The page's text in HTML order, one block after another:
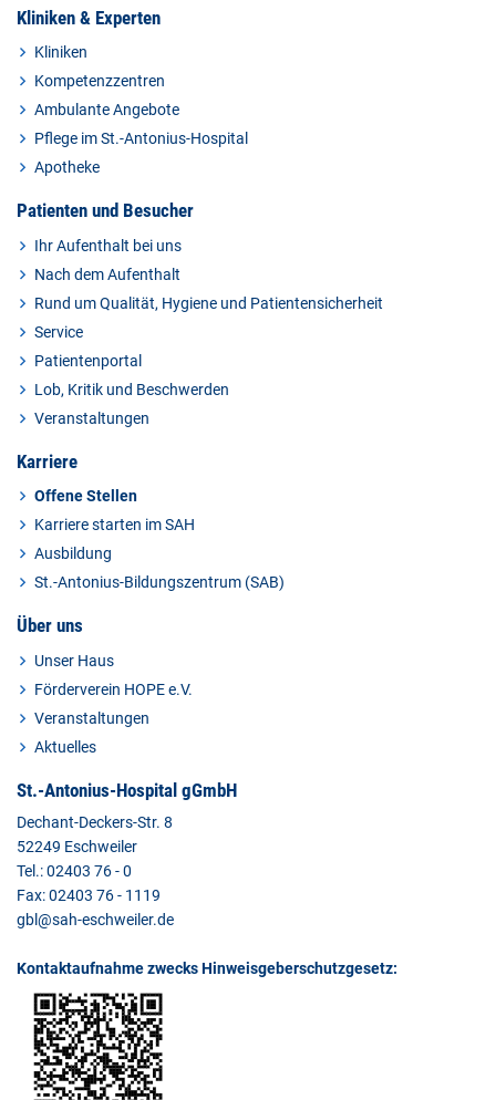
Kliniken & Experten
Kliniken
Kompetenzzentren
Ambulante Angebote
Pflege im St.-Antonius-Hospital
Apotheke
Patienten und Besucher
Ihr Aufenthalt bei uns
Nach dem Aufenthalt
Rund um Qualität, Hygiene und Patientensicherheit
Service
Patientenportal
Lob, Kritik und Beschwerden
Veranstaltungen
Karriere
Offene Stellen
Karriere starten im SAH
Ausbildung
St.-Antonius-Bildungszentrum (SAB)
Über uns
Unser Haus
Förderverein HOPE e.V.
Veranstaltungen
Aktuelles
St.-Antonius-Hospital gGmbH
Dechant-Deckers-Str. 8
52249 Eschweiler
Tel.: 02403 76 - 0
Fax: 02403 76 - 1119
gbl@sah-eschweiler.de
Kontaktaufnahme zwecks Hinweisgeberschutzgesetz: